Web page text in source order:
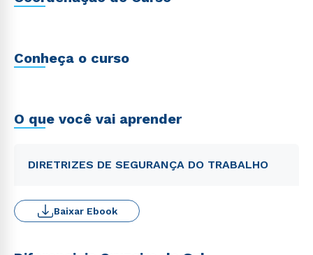
Conheça o curso
O que você vai aprender
DIRETRIZES DE SEGURANÇA DO TRABALHO
Baixar Ebook